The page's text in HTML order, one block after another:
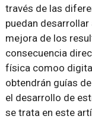
través de las
puedan
mejora de los
consecuencia
física comoo
obtendrán guías
el desarrollo de
se trata en este